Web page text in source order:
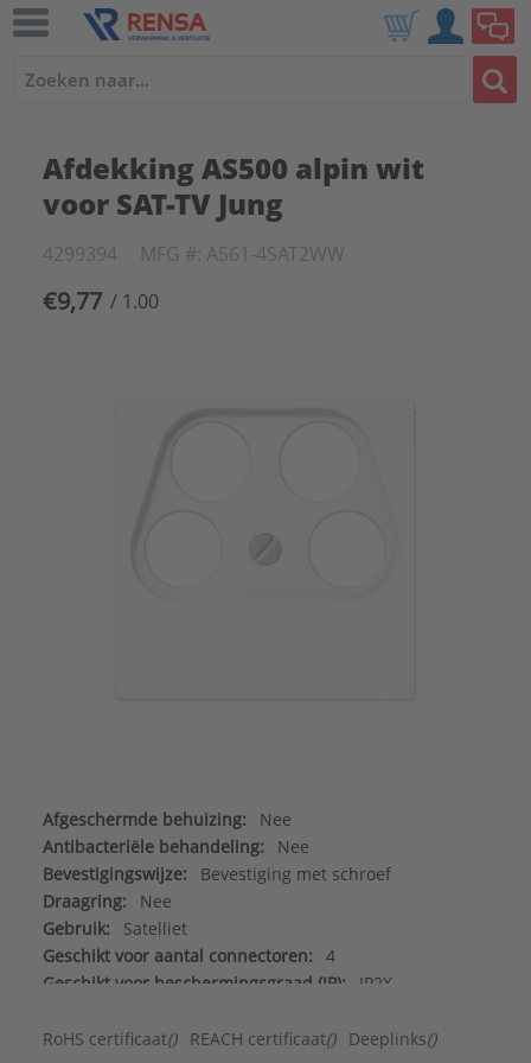
Afdekking AS500 alpin wit
voor SAT-TV Jung
4299394 MFG #: A561-4SAT2WW
€9,77 / 1.00
Afgeschermde behuizing:
Nee
Antibacteriële behandeling:
Nee
Bevestigingswijze:
Bevestiging met schroef
Draagring:
Nee
Gebruik:
Satelliet
Geschikt voor aantal connectoren:
4
Geschikt voor beschermingsgraad (IP):
IP2X
Incl. connectoren:
Nee
RoHS certificaat() REACH certificaat() Deeplinks()